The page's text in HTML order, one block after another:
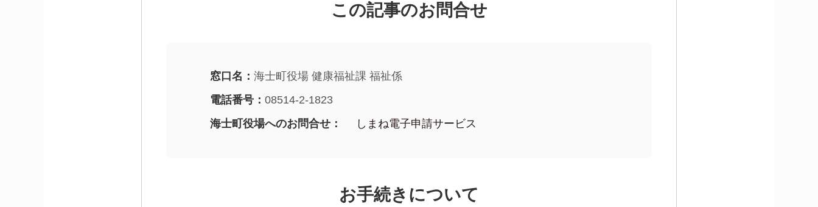
この記事のお問合せ
窓口名： 海士町役場 健康福祉課 福祉係
電話番号： 08514-2-1823
海士町役場へのお問合せ：
しまね電子申請サービス
お手続きについて